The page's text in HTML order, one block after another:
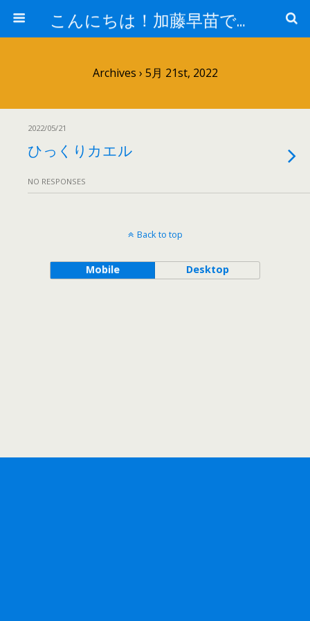
こんにちは！加藤早苗です。
Archives › 5月 21st, 2022
2022/05/21
ひっくりカエル
NO RESPONSES
Back to top
Mobile Desktop